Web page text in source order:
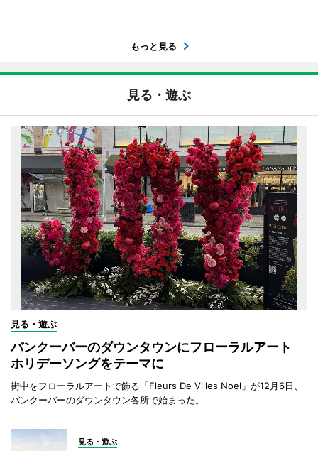
もっと見る
見る・遊ぶ
見る・遊ぶ
バンクーバーのダウンタウンにフローラルアート
ホリデーソングをテーマに
街中をフローラルアートで飾る「Fleurs De Villes Noel」が12月6日、
バンクーバーのダウンタウン各所で始まった。
見る・遊ぶ